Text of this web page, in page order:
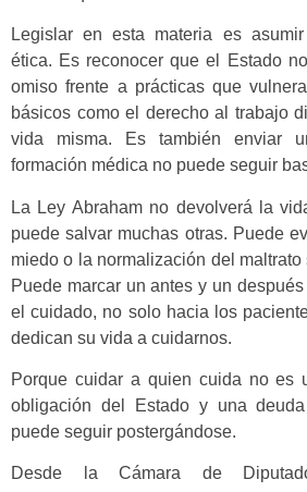
Legislar en esta materia es
ética. Es reconocer que el Estado
omiso frente a prácticas que
básicos como el derecho al trabajo
vida misma. Es también enviar
formación médica no puede seguir
La Ley Abraham no devolverá la
puede salvar muchas otras. Puede
miedo o la normalización del
Puede marcar un antes y un
el cuidado, no solo hacia los
dedican su vida a cuidarnos.
Porque cuidar a quien cuida no es
obligación del Estado y una
puede seguir postergándose.
Desde la Cámara de